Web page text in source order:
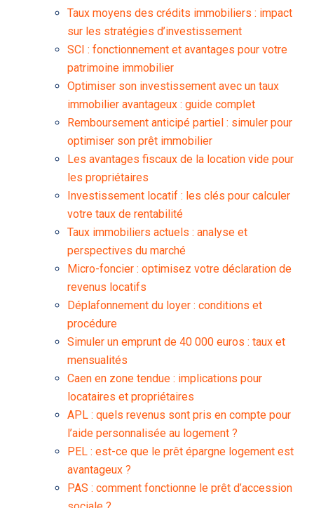
Taux moyens des crédits immobiliers : impact
sur les stratégies d’investissement
SCI : fonctionnement et avantages pour votre
patrimoine immobilier
Optimiser son investissement avec un taux
immobilier avantageux : guide complet
Remboursement anticipé partiel : simuler pour
optimiser son prêt immobilier
Les avantages fiscaux de la location vide pour
les propriétaires
Investissement locatif : les clés pour calculer
votre taux de rentabilité
Taux immobiliers actuels : analyse et
perspectives du marché
Micro-foncier : optimisez votre déclaration de
revenus locatifs
Déplafonnement du loyer : conditions et
procédure
Simuler un emprunt de 40 000 euros : taux et
mensualités
Caen en zone tendue : implications pour
locataires et propriétaires
APL : quels revenus sont pris en compte pour
l’aide personnalisée au logement ?
PEL : est-ce que le prêt épargne logement est
avantageux ?
PAS : comment fonctionne le prêt d’accession